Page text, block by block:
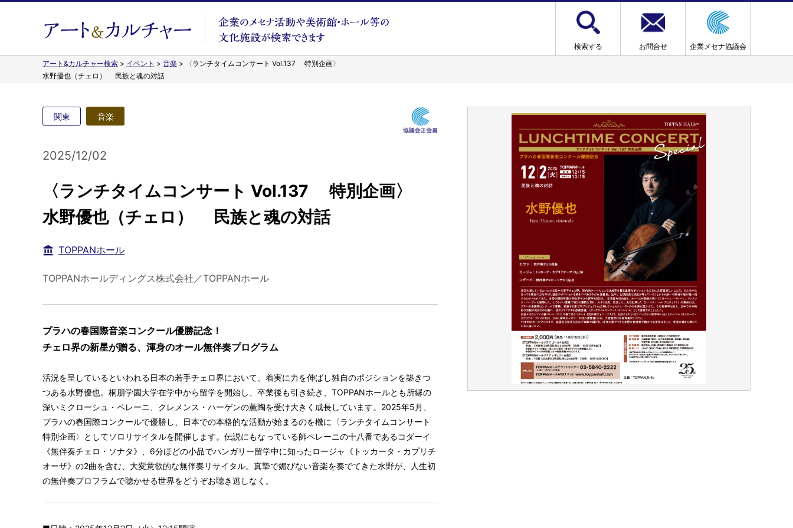
検索する お問合せ
企業メセナ協議会
アート&カルチャー検索 > イベント > 音楽 >
〈ランチタイムコンサート Vol.137 特別企画〉
水野優也（チェロ） 民族と魂の対話
関東 音楽
2025/12/02
〈ランチタイムコンサート Vol.137 特別企画〉
水野優也（チェロ） 民族と魂の対話
TOPPANホール
TOPPANホールディングス株式会社／TOPPANホール
プラハの春国際音楽コンクール優勝記念！
チェロ界の新星が贈る、渾身のオール無伴奏プログラム
活況を呈しているといわれる日本の若手チェロ界において、着実に力を伸ばし独自のポジションを築きつ
つある水野優也。桐朋学園大学在学中から留学を開始し、卒業後も引き続き、TOPPANホールとも所縁の
深いミクローシュ・ペレーニ、クレメンス・ハーゲンの薫陶を受け大きく成長しています。2025年5月、
プラハの春国際コンクールで優勝し、日本での本格的な活動が始まるのを機に〈ランチタイムコンサート
特別企画〉としてソロリサイタルを開催します。伝説にもなっている師ペレーニの十八番であるコダーイ
《無伴奏チェロ・ソナタ》、6分ほどの小品でハンガリー留学中に知ったロージャ《トッカータ・カプリチ
オーザ》の2曲を含む、大変意欲的な無伴奏リサイタル。真摯で媚びない音楽を奏でてきた水野が、人生初
の無伴奏プロフラムで聴かせる世界をどうぞお聴き逃しなく。